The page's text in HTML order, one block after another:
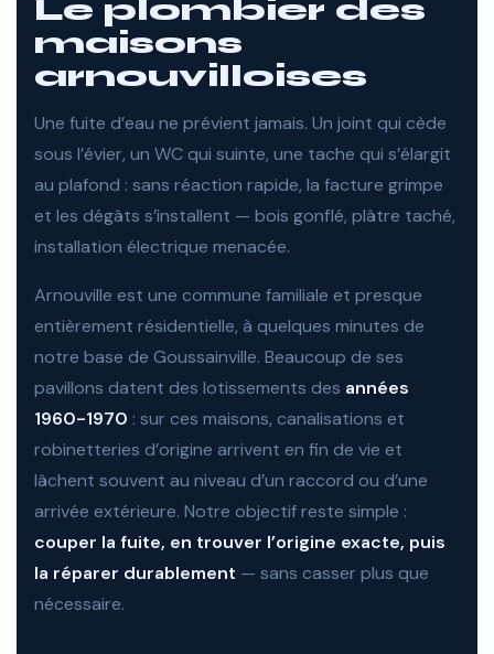
Le plombier des
maisons
arnouvilloises
Une fuite d’eau ne prévient jamais. Un joint qui cède
sous l’évier, un WC qui suinte, une tache qui s’élargit
au plafond : sans réaction rapide, la facture grimpe
et les dégâts s’installent — bois gonflé, plâtre taché,
installation électrique menacée.
Arnouville est une commune familiale et presque
entièrement résidentielle, à quelques minutes de
notre base de Goussainville. Beaucoup de ses
pavillons datent des lotissements des années
1960-1970 : sur ces maisons, canalisations et
robinetteries d’origine arrivent en fin de vie et
lâchent souvent au niveau d’un raccord ou d’une
arrivée extérieure. Notre objectif reste simple :
couper la fuite, en trouver l’origine exacte, puis
la réparer durablement — sans casser plus que
nécessaire.